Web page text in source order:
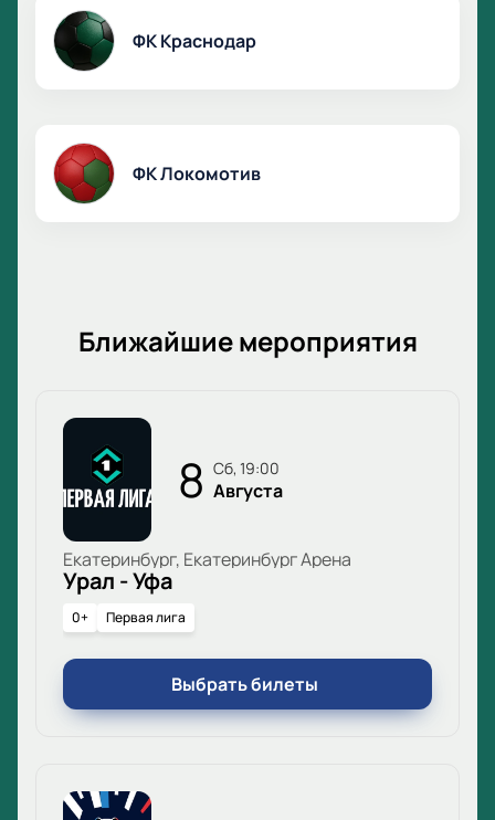
ФК Краснодар
ФК Локомотив
Ближайшие мероприятия
8 сб, 19:00
Августа
Екатеринбург, Екатеринбург Арена
Урал - Уфа
0+ Первая лига
Выбрать билеты